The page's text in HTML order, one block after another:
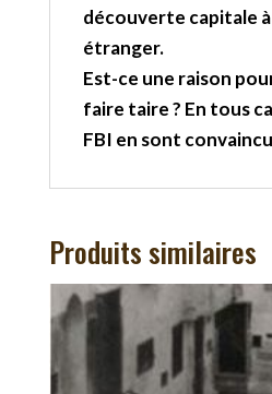
découverte capitale
étranger.
Est-ce une raison
faire taire ? En tous
FBI en sont
Produits similaires